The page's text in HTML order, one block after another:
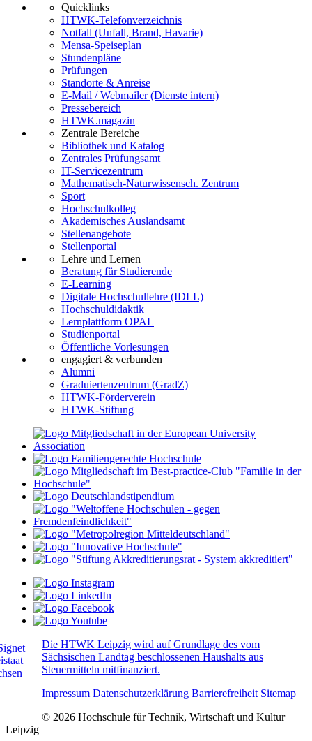
Quicklinks
HTWK-Telefonverzeichnis
Notfall (Unfall, Brand, Havarie)
Mensa-Speiseplan
Stundenpläne
Prüfungen
Standorte & Anreise
E-Mail / Webmailer (Dienste intern)
Pressebereich
HTWK.magazin
Zentrale Bereiche
Bibliothek und Katalog
Zentrales Prüfungsamt
IT-Servicezentrum
Mathematisch-Naturwissensch. Zentrum
Sport
Hochschulkolleg
Akademisches Auslandsamt
Stellenangebote
Stellenportal
Lehre und Lernen
Beratung für Studierende
E-Learning
Digitale Hochschullehre (IDLL)
Hochschuldidaktik +
Lernplattform OPAL
Studienportal
Öffentliche Vorlesungen
engagiert & verbunden
Alumni
Graduiertenzentrum (GradZ)
HTWK-Förderverein
HTWK-Stiftung
Die HTWK Leipzig wird auf Grundlage des vom
Sächsischen Landtag beschlossenen Haushalts aus
Steuermitteln mitfinanziert.
Impressum Datenschutzerklärung Barrierefreiheit Sitemap
© 2026 Hochschule für Technik, Wirtschaft und Kultur
Leipzig